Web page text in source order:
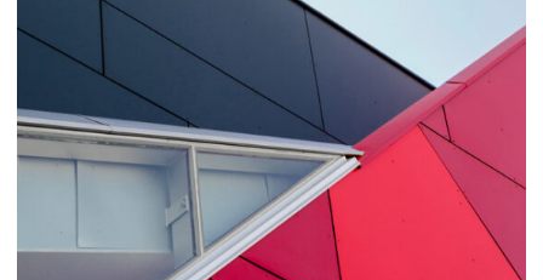
Consulting
Sale
Business
Consulting
Project 1